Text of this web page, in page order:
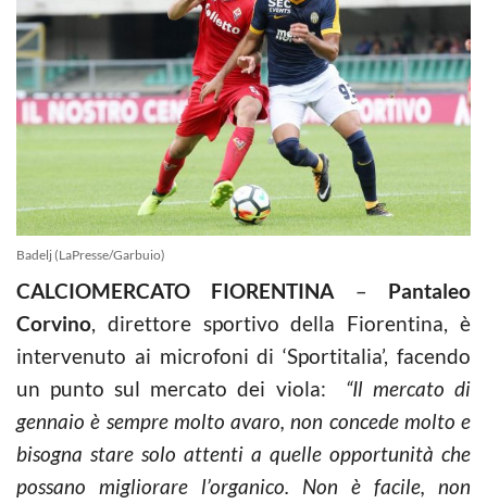
Badelj (LaPresse/Garbuio)
CALCIOMERCATO FIORENTINA – Pantaleo
Corvino, direttore sportivo della Fiorentina, è
intervenuto ai microfoni di ‘Sportitalia’, facendo
un punto sul mercato dei viola:
“Il mercato di
gennaio è sempre molto avaro, non concede molto e
bisogna stare solo attenti a quelle opportunità che
possano migliorare l’organico. Non è facile, non